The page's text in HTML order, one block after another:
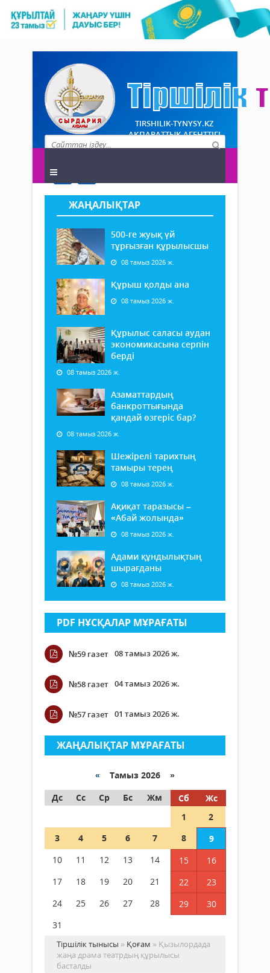
TIRSHILIK-TYNYSY.KZ
АҚПАРАТТЫҚ АГЕНТТІГІ
ЖАҢАЛЫҚТАР
500-ге жуық үй
тұрғызған құрылысшы
08 тамыз 2026 ж.
Құрыш қолды ана
08 тамыз 2026 ж.
Құрылыс саласы аудан
экономикасына серпін
берді
08 тамыз 2026 ж.
Азаматтардың
банкроттығында
қандай өзгеріс бар?
08 тамыз 2026 ж.
Шежірелі тарихтың
тамыры терең
08 тамыз 2026 ж.
Ақиқат таразысы –
«Абай жолында»
08 тамыз 2026 ж.
Адами құндылықтың
шырағданы
08 тамыз 2026 ж.
PDF НҰСҚАЛАР МҰРАҒАТЫ
№59 газет 08 тамыз 2026 ж.
№58 газет 04 тамыз 2026 ж.
№57 газет 01 тамыз 2026 ж.
ЖАҢАЛЫҚТАР МҰРАҒАТЫ
« Тамыз 2026 »
Дс
Сс Ср Бс Жм Сб
Жс
1
2
3
4 5 6 7 8
9
10
11 12 13 14 15
16
17
18 19 20 21 22
23
24
25 26 27 28 29
30
31
Тіршілік тынысы » Қоғам » Қызылордада
жаңа драма театрдың құрылысы
басталды